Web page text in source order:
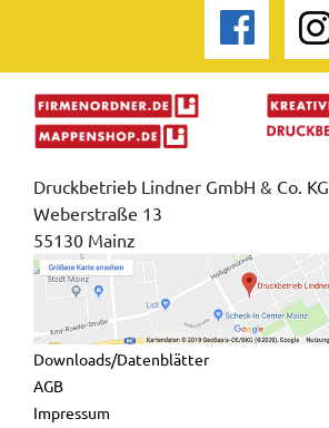
Druckbetrieb Lindner GmbH & Co. KG
Weberstraße 13
55130 Mainz
Downloads/Datenblätter
AGB
Impressum